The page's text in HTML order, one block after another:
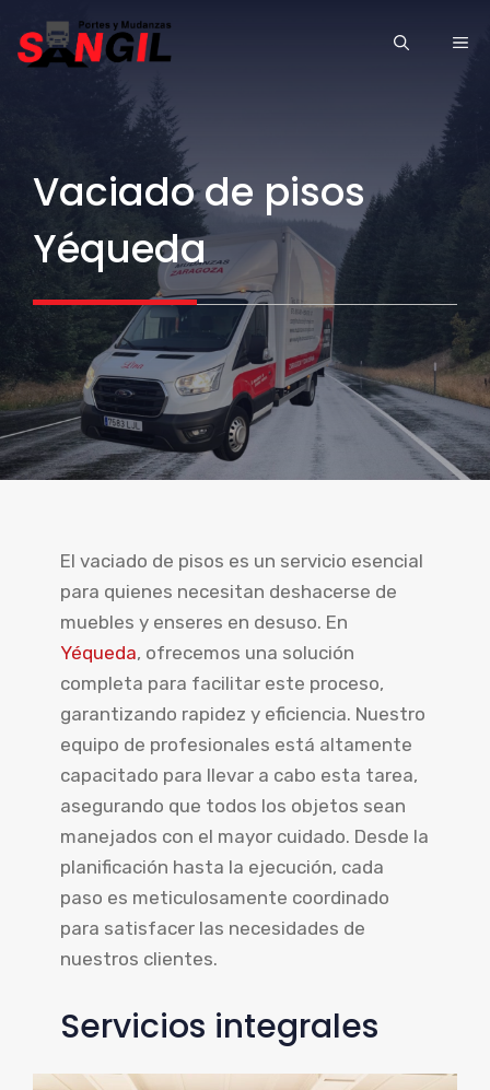
Vaciado de pisos
Yéqueda
El vaciado de pisos es un servicio esencial
para quienes necesitan deshacerse de
muebles y enseres en desuso. En
Yéqueda, ofrecemos una solución
completa para facilitar este proceso,
garantizando rapidez y eficiencia. Nuestro
equipo de profesionales está altamente
capacitado para llevar a cabo esta tarea,
asegurando que todos los objetos sean
manejados con el mayor cuidado. Desde la
planificación hasta la ejecución, cada
paso es meticulosamente coordinado
para satisfacer las necesidades de
nuestros clientes.
Servicios integrales